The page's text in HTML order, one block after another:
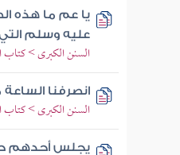
يا عم ما هذه
عليه وسلم
السنن الكبرى > كتاب
انصرفنا
السنن الكبرى > كتاب
يجلس أحدهم